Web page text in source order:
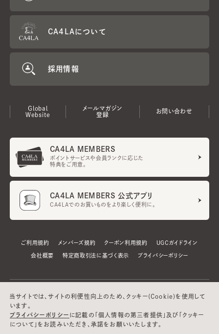
CA4LAについて
採用情報
Global
Website
メールマガジン
登録
お問い合わせ
CA4LA MEMBERS
ポイントサービスや会員ランクに応じた
特典をご用意。
CA4LA MEMBERS 公式アプリ
CA4LAでのお買いものをより楽しく便利に。
ご利用規約 メンバーズ規約 クーポン利用規約 UGCガイドライン
会社概要 特定商取引法に基づく表示 プライバシーポリシー
当サイトでは、サイトの利便性向上のため、クッキー(Cookie)を使用して
います。
プライバシーポリシー に記載の「個人情報の第三者提供」及び「クッキー
について」をお読みいただき、承諾をお願いいたします。